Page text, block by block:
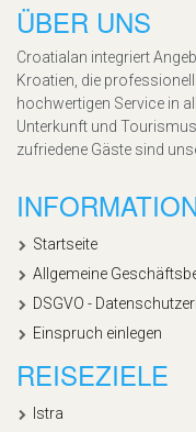
ÜBER UNS
Croatialan integriert
Kroatien, die
hochwertigen Service in
Unterkunft und
zufriedene Gäste sind
Startseite
Allgemeine
DSGVO -
Einspruch einlegen
REISEZIELE
Istra